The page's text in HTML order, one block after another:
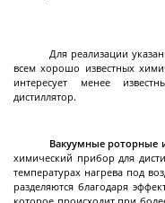
разгрузкой
Центрифуги с
приводом
Для реализации
всем хорошо известных
интересует менее
дистиллятор.
Вакуумные роторные
химический прибор для
температурах нагрева под
разделяются благодаря